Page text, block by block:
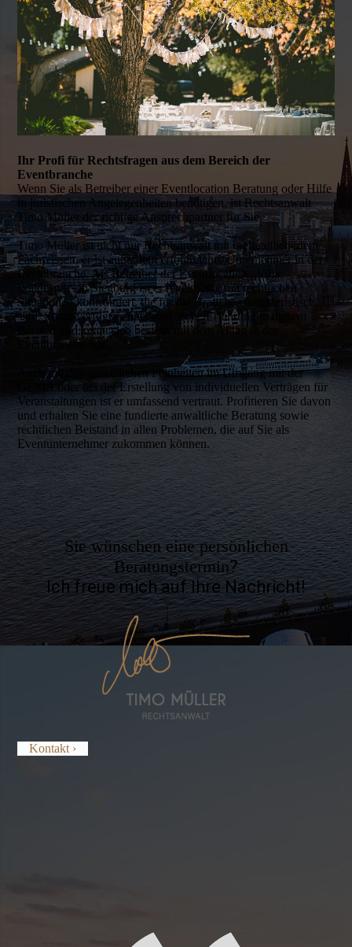
Ihr Profi für Rechtsfragen aus dem Bereich der
Eventbranche
Wenn Sie als Betreiber einer Eventlocation Beratung oder Hilfe
in juristischen Angelegenheiten benötigen, ist Rechtsanwalt
Timo Müller der richtige Ansprechpartner für Sie.
Timo Müller ist nicht nur Rechtsanwalt mit breit gefächertem
Fachwissen, er ist außerdem erfolgreicher Unternehmer in der
Eventbranche. Als Betreiber der Eventlocation „Villa
Waldesruh“ in Siegburg ist er regelmäßig mit rechtlichen
Situationen konfrontiert, die für die Branche charakteristisch
sind. Somit verfügt er über praktische Erfahrung in diesem
Bereich und kennt sich bestens mit dem Alltag in der
Eventbranche aus.
Auch mit den gesetzlichen Feinheiten im Umgang mit der
GEMA oder bei der Erstellung von individuellen Verträgen für
Veranstaltungen ist er umfassend vertraut. Profitieren Sie davon
und erhalten Sie eine fundierte anwaltliche Beratung sowie
rechtlichen Beistand in allen Problemen, die auf Sie als
Eventunternehmer zukommen können.
Sie wünschen eine persönlichen
Beratungstermin?
Ich freue mich auf Ihre Nachricht!
Kontakt ›